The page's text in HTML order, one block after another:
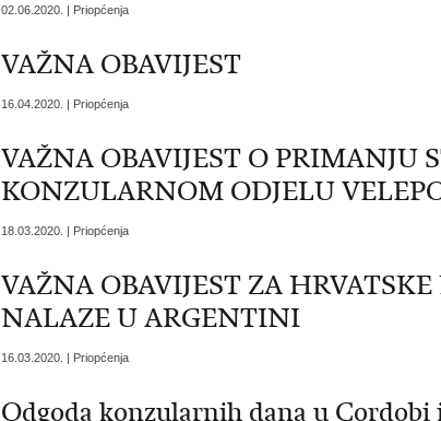
02.06.2020. | Priopćenja
VAŽNA OBAVIJEST
16.04.2020. | Priopćenja
VAŽNA OBAVIJEST O PRIMANJU
KONZULARNOM ODJELU
18.03.2020. | Priopćenja
VAŽNA OBAVIJEST ZA
NALAZE U ARGENTINI
16.03.2020. | Priopćenja
Odgoda konzularnih dana u Cordobi